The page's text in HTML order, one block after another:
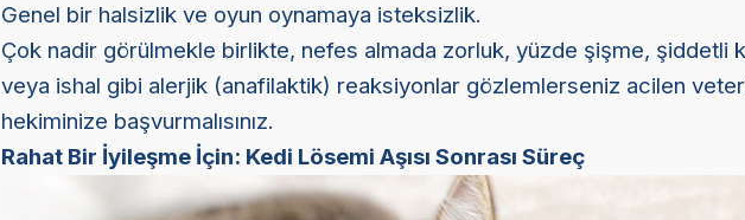
Genel bir halsizlik ve oyun oynamaya isteksizlik.
Çok nadir görülmekle birlikte, nefes almada zorluk, yüzde şişme, şiddetli
veya ishal gibi alerjik (anafilaktik) reaksiyonlar gözlemlerseniz acilen
hekiminize başvurmalısınız.
Rahat Bir İyileşme İçin: Kedi Lösemi Aşısı Sonrası Süreç